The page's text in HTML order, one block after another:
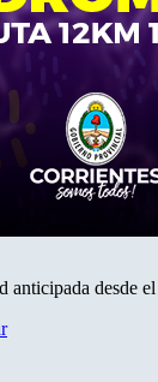
anticipada desde